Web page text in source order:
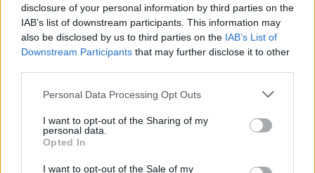
disclosure of your personal information by third parties on the
IAB’s list of downstream participants. This information may
also be disclosed by us to third parties on the IAB’s List of
Downstream Participants that may further disclose it to other
Personal Data Processing Opt Outs
I want to opt-out of the Sharing of my
personal data.
Opted In
I want to opt-out of the Sale of my
limpeza e manutenção
3/08/2026